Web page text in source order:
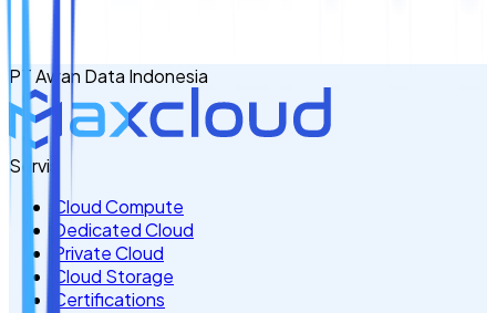
+62
Tulis Kebutuhan Anda di Sini
PT Awan Data Indonesia
Servis
Cloud Compute
Dedicated Cloud
Private Cloud
Cloud Storage
Certifications